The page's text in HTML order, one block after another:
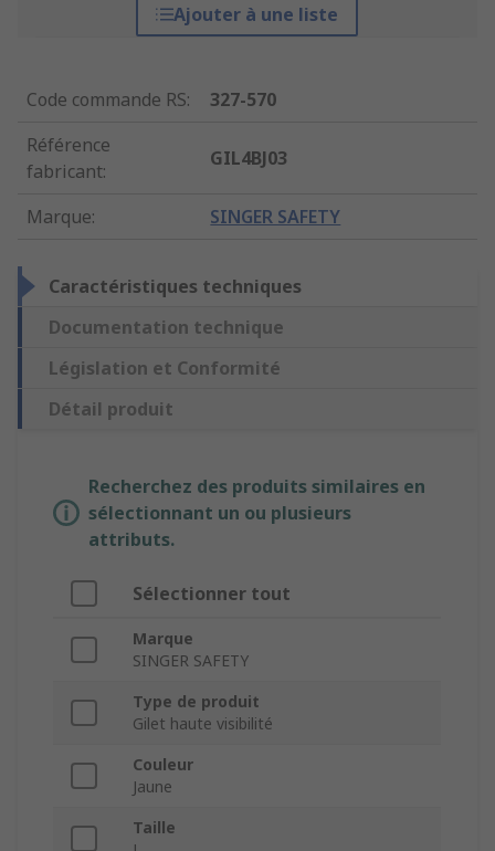
Ajouter à une liste
Code commande RS:
327-570
Référence
fabricant:
GIL4BJ03
Marque: SINGER SAFETY
Caractéristiques techniques
Documentation technique
Législation et Conformité
Détail produit
Recherchez des produits similaires en
sélectionnant un ou plusieurs
attributs.
Sélectionner tout
Marque
SINGER SAFETY
Type de produit
Gilet haute visibilité
Couleur
Jaune
Taille